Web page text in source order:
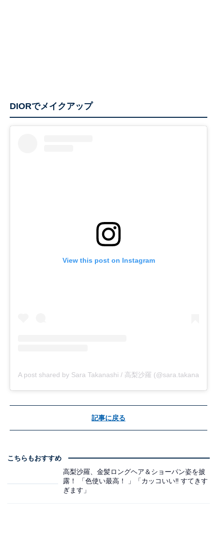
DIORでメイクアップ
View this post on Instagram
A post shared by Sara Takanashi / 高梨沙羅 (@sara.takanashi)
記事に戻る
こちらもおすすめ
高梨沙羅、金髪ロングヘア＆ショーパン姿を披
露！ 「色使い最高！ 」「カッコいい‼️ すてきす
ぎます」